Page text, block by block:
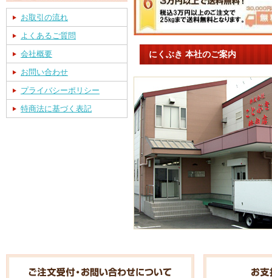
お取引の流れ
よくあるご質問
会社概要
お問い合わせ
プライバシーポリシー
特商法に基づく表記
にくぶき 本社のご案内